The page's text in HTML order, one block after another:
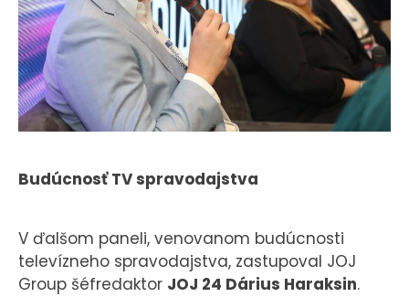
Budúcnosť TV spravodajstva
V ďalšom paneli, venovanom budúcnosti
televízneho spravodajstva, zastupoval JOJ
Group šéfredaktor JOJ 24 Dárius Haraksin.